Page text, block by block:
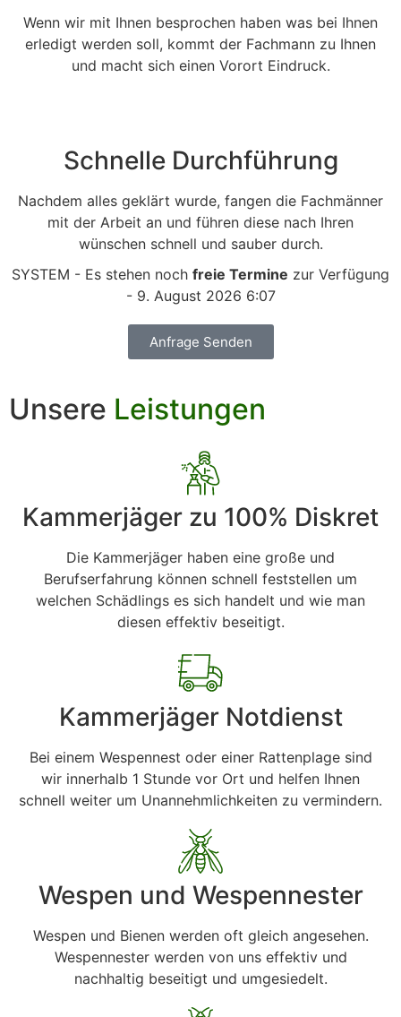
Wenn wir mit Ihnen besprochen haben was bei Ihnen
erledigt werden soll, kommt der Fachmann zu Ihnen
und macht sich einen Vorort Eindruck.
Schnelle Durchführung
Nachdem alles geklärt wurde, fangen die Fachmänner
mit der Arbeit an und führen diese nach Ihren
wünschen schnell und sauber durch.
SYSTEM - Es stehen noch freie Termine zur Verfügung
- 9. August 2026 6:07
Anfrage Senden
Unsere Leistungen
Kammerjäger zu 100% Diskret
Die Kammerjäger haben eine große und
Berufserfahrung können schnell feststellen um
welchen Schädlings es sich handelt und wie man
diesen effektiv beseitigt.
Kammerjäger Notdienst
Bei einem Wespennest oder einer Rattenplage sind
wir innerhalb 1 Stunde vor Ort und helfen Ihnen
schnell weiter um Unannehmlichkeiten zu vermindern.
Wespen und Wespennester
Wespen und Bienen werden oft gleich angesehen.
Wespennester werden von uns effektiv und
nachhaltig beseitigt und umgesiedelt.